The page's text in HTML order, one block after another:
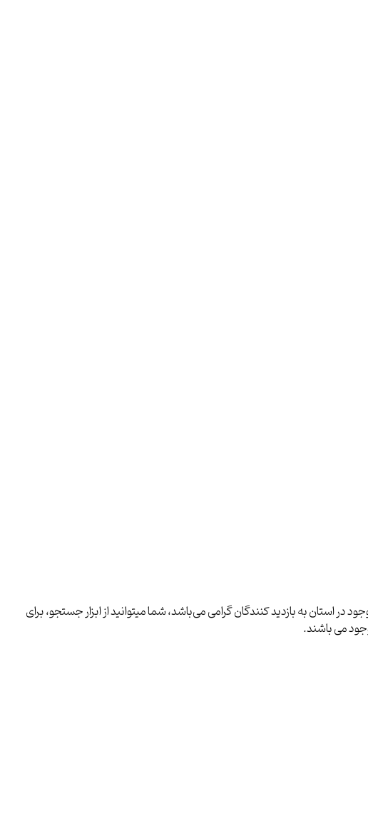
استان به بازدید کنندگان گرامی می‌باشد، شما میتوانید از ابزار جستجو، برای
می باشند.